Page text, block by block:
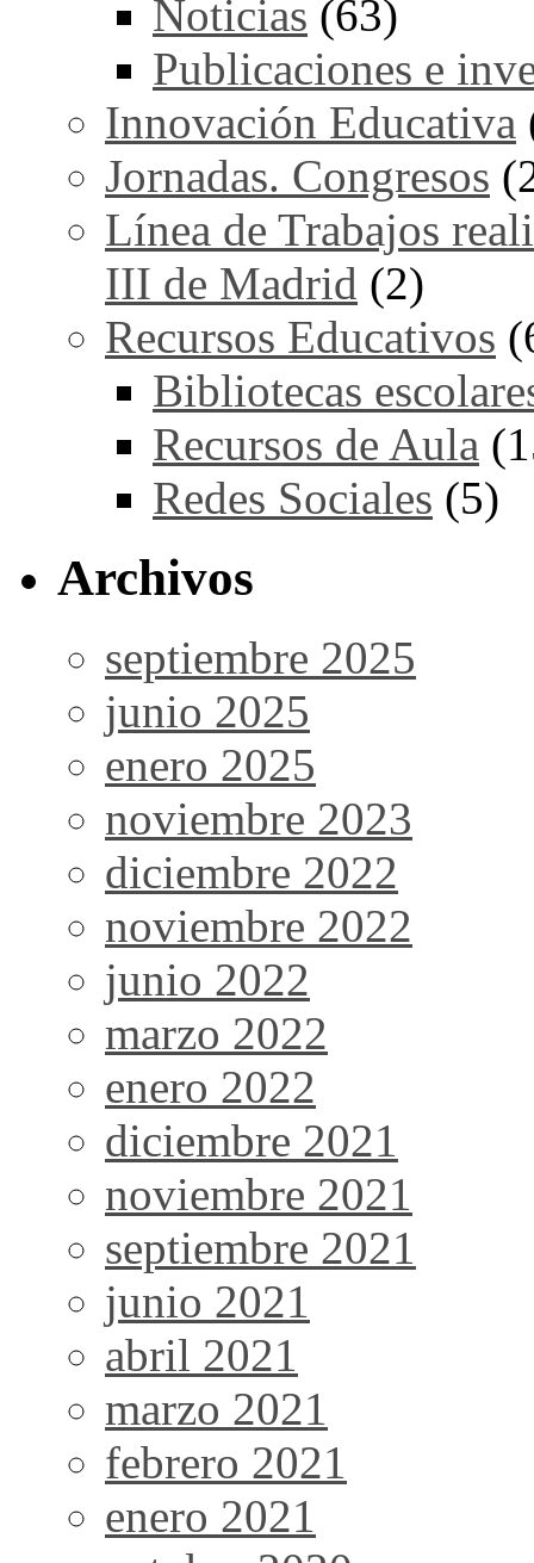
Noticias (63)
Publicaciones e
Innovación Educativa
Jornadas. Congresos
Línea de Trabajos
III de Madrid (2)
Recursos Educativos
Bibliotecas
Recursos de Aula
Redes Sociales (5)
Archivos
septiembre 2025
junio 2025
enero 2025
noviembre 2023
diciembre 2022
noviembre 2022
junio 2022
marzo 2022
enero 2022
diciembre 2021
noviembre 2021
septiembre 2021
junio 2021
abril 2021
marzo 2021
febrero 2021
enero 2021